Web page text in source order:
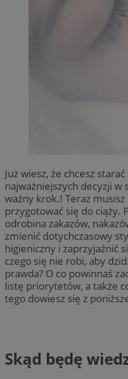
Już wiesz, że chcesz
najważniejszych decyzji w
ważny krok.! Teraz
przygotować się do ciąży.
odrobina zakazów,
zmienić dotychczasowy
higieniczny i zaprzyjaźnić
czego się nie robi, aby
prawda? O co powinnaś
listę priorytetów, a także
tego dowiesz się z
Skąd będę